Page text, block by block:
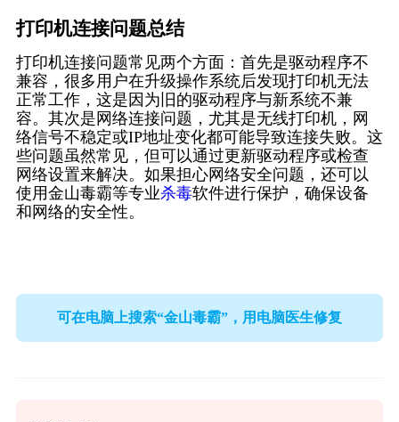
打印机连接问题总结
打印机连接问题常见两个方面：首先是驱动程序不
兼容，很多用户在升级操作系统后发现打印机无法
正常工作，这是因为旧的驱动程序与新系统不兼
容。其次是网络连接问题，尤其是无线打印机，网
络信号不稳定或IP地址变化都可能导致连接失败。这
些问题虽然常见，但可以通过更新驱动程序或检查
网络设置来解决。如果担心网络安全问题，还可以
使用金山毒霸等专业杀毒软件进行保护，确保设备
和网络的安全性。
可在电脑上搜索“金山毒霸”，用电脑医生修复